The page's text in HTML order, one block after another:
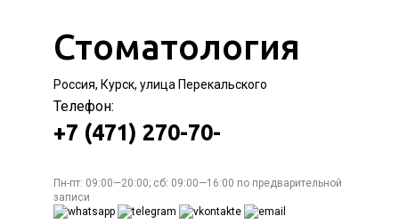
Стоматология
Россия, Курск, улица Перекальского
Телефон:
+7 (471) 270-70-
Пн-пт: 09:00—20:00; сб: 09:00—16:00 по предварительной
записи